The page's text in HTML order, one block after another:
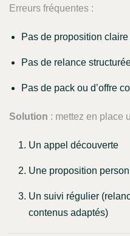
Erreurs fréquentes :
Pas de proposition
Pas de relance
Pas de pack ou d’offre
Solution : mettez en place
Un appel découverte
Une proposition
Un suivi régulier
contenus adaptés)